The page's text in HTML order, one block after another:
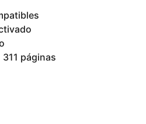
: ‎ Compatibles
: ‎ Activado
de impresión ‏ : ‎ 311 páginas